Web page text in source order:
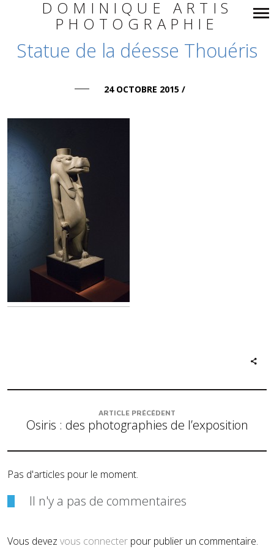
Navigation
principale
DOMINIQUE ARTIS
PHOTOGRAPHIE
Statue de la déesse Thouéris
24 OCTOBRE 2015/
ARTICLE PRÉCÉDENT
Osiris : des photographies de l’exposition
Pas d'articles pour le moment.
Il n'y a pas de commentaires
Vous devez vous connecter pour publier un commentaire.